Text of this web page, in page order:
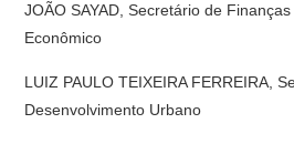
JOÃO SAYAD, Secretário de
Econômico
LUIZ PAULO TEIXEIRA FERREIRA,
Desenvolvimento Urbano